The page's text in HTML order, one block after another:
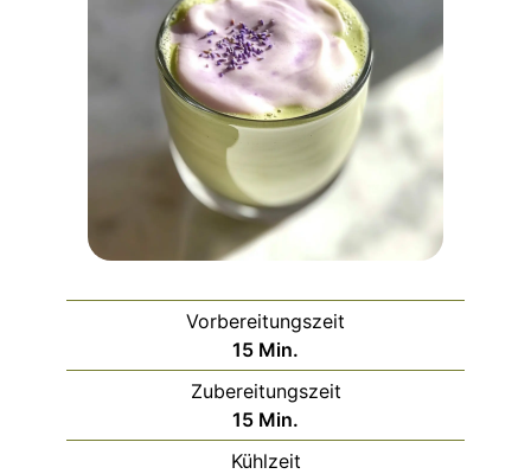
Vorbereitungszeit
15Minuten
Min.
Zubereitungszeit
15Minuten
Min.
Kühlzeit